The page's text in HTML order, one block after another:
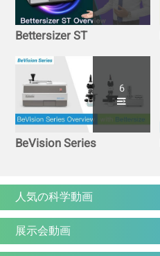
Bettersizer ST
6
BeVision Series
人気の科学動画
展示会動画